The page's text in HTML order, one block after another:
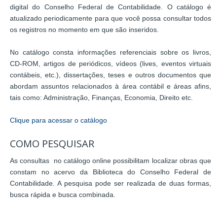
digital do Conselho Federal de Contabilidade. O catálogo é
atualizado periodicamente para que você possa consultar todos
os registros no momento em que são inseridos.
No catálogo consta informações referenciais sobre os livros,
CD-ROM, artigos de periódicos, vídeos (lives, eventos virtuais
contábeis, etc.), dissertações, teses e outros documentos que
abordam assuntos relacionados à área contábil e áreas afins,
tais como: Administração, Finanças, Economia, Direito etc.
Clique para acessar o catálogo
COMO PESQUISAR
As consultas no catálogo online possibilitam localizar obras que
constam no acervo da Biblioteca do Conselho Federal de
Contabilidade. A pesquisa pode ser realizada de duas formas,
busca rápida e busca combinada.